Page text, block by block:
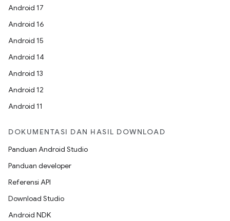
Android 17
Android 16
Android 15
Android 14
Android 13
Android 12
Android 11
DOKUMENTASI DAN HASIL DOWNLOAD
Panduan Android Studio
Panduan developer
Referensi API
Download Studio
Android NDK